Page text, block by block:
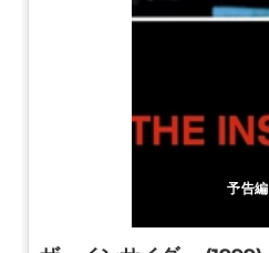
予告編